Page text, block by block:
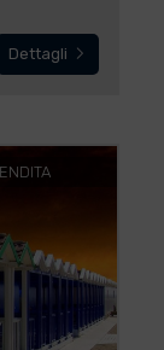
Dettagli